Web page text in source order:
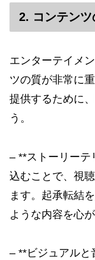
2. コンテンツ
エンターテイメ
ツの質が非常に
提供するために
う。
– **ストーリーテ
込むことで、視
ます。起承転結
ような内容を心
– **ビジュアルと